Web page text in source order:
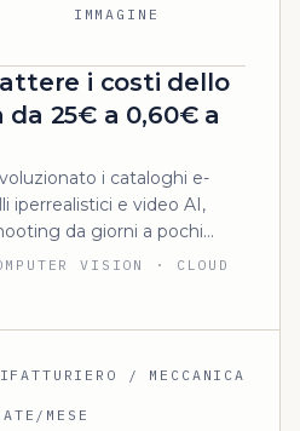
IMMAGINE
i costi dello
25€ a 0,60€ a
i cataloghi e-
iperrealistici e video AI,
da giorni a pochi
VISION · CLOUD
/ MECCANICA
MESE